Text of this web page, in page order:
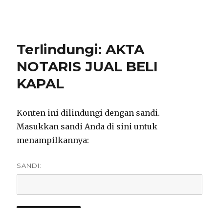
Terlindungi: AKTA
NOTARIS JUAL BELI
KAPAL
Konten ini dilindungi dengan sandi.
Masukkan sandi Anda di sini untuk
menampilkannya:
SANDI: